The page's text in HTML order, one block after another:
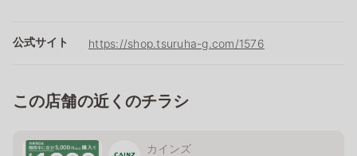
公式サイト https://shop.tsuruha-g.com/1576
この店舗の近くのチラシ
カインズ